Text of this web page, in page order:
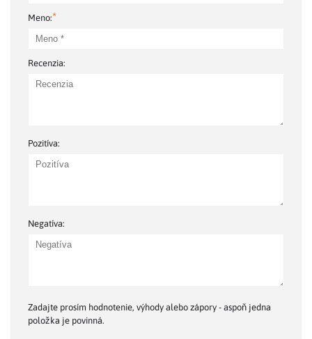
Meno:*
Recenzia:
Pozitíva:
Negatíva:
Zadajte prosím hodnotenie, výhody alebo zápory - aspoň jedna
položka je povinná.